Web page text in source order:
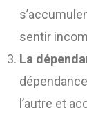
sentir
La
l’autre et